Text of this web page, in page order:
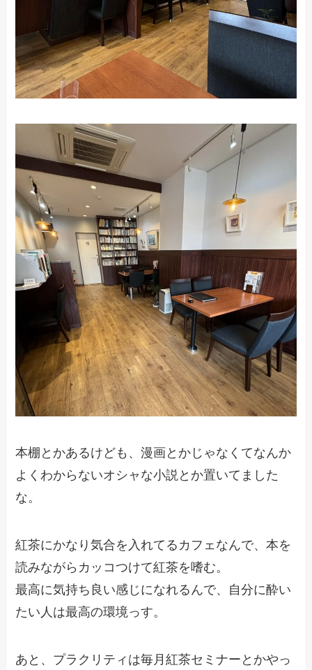
本棚とかあるけども、漫画とかじゃなくてなんか
よくわからないオシャな小説とか置いてました
な。
紅茶にかなり気合を入れてるカフェなんで、本を
読みながらカッコつけて紅茶を嗜む。
最高に気持ち良い感じになれるんで、自分に酔い
たい人は最高の環境っす。
あと、プラクリティは毎月紅茶セミナーとかやっ